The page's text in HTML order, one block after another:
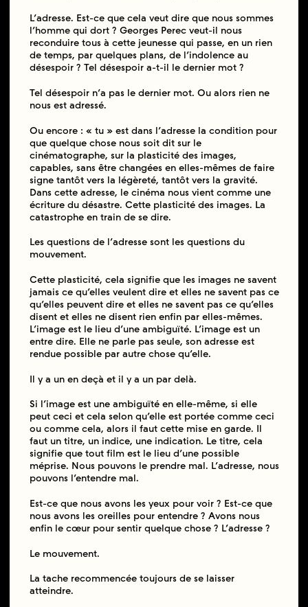
L’adresse. Est-ce que cela veut dire que nous sommes
l’homme qui dort ? Georges Perec veut-il nous
reconduire tous à cette jeunesse qui passe, en un rien
de temps, par quelques plans, de l’indolence au
désespoir ? Tel désespoir a-t-il le dernier mot ?
Tel désespoir n’a pas le dernier mot. Ou alors rien ne
nous est adressé.
Ou encore : « tu » est dans l’adresse la condition pour
que quelque chose nous soit dit sur le
cinématographe, sur la plasticité des images,
capables, sans être changées en elles-mêmes de faire
signe tantôt vers la légèreté, tantôt vers la gravité.
Dans cette adresse, le cinéma nous vient comme une
écriture du désastre. Cette plasticité des images. La
catastrophe en train de se dire.
Les questions de l’adresse sont les questions du
mouvement.
Cette plasticité, cela signifie que les images ne savent
jamais ce qu’elles veulent dire et elles ne savent pas ce
qu’elles peuvent dire et elles ne savent pas ce qu’elles
disent et elles ne disent rien enfin par elles-mêmes.
L’image est le lieu d’une ambiguïté. L’image est un
entre dire. Elle ne parle pas seule, son adresse est
rendue possible par autre chose qu’elle.
Il y a un en deçà et il y a un par delà.
Si l’image est une ambiguïté en elle-même, si elle
peut ceci et cela selon qu’elle est portée comme ceci
ou comme cela, alors il faut cette mise en garde. Il
faut un titre, un indice, une indication. Le titre, cela
signifie que tout film est le lieu d’une possible
méprise. Nous pouvons le prendre mal. L’adresse, nous
pouvons l’entendre mal.
Est-ce que nous avons les yeux pour voir ? Est-ce que
nous avons les oreilles pour entendre ? Avons nous
enfin le cœur pour sentir quelque chose ? L’adresse ?
Le mouvement.
La tache recommencée toujours de se laisser
atteindre.